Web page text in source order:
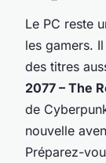
Le PC reste
les gamers.
des titres
2077 – The
de
nouvelle
Préparez-